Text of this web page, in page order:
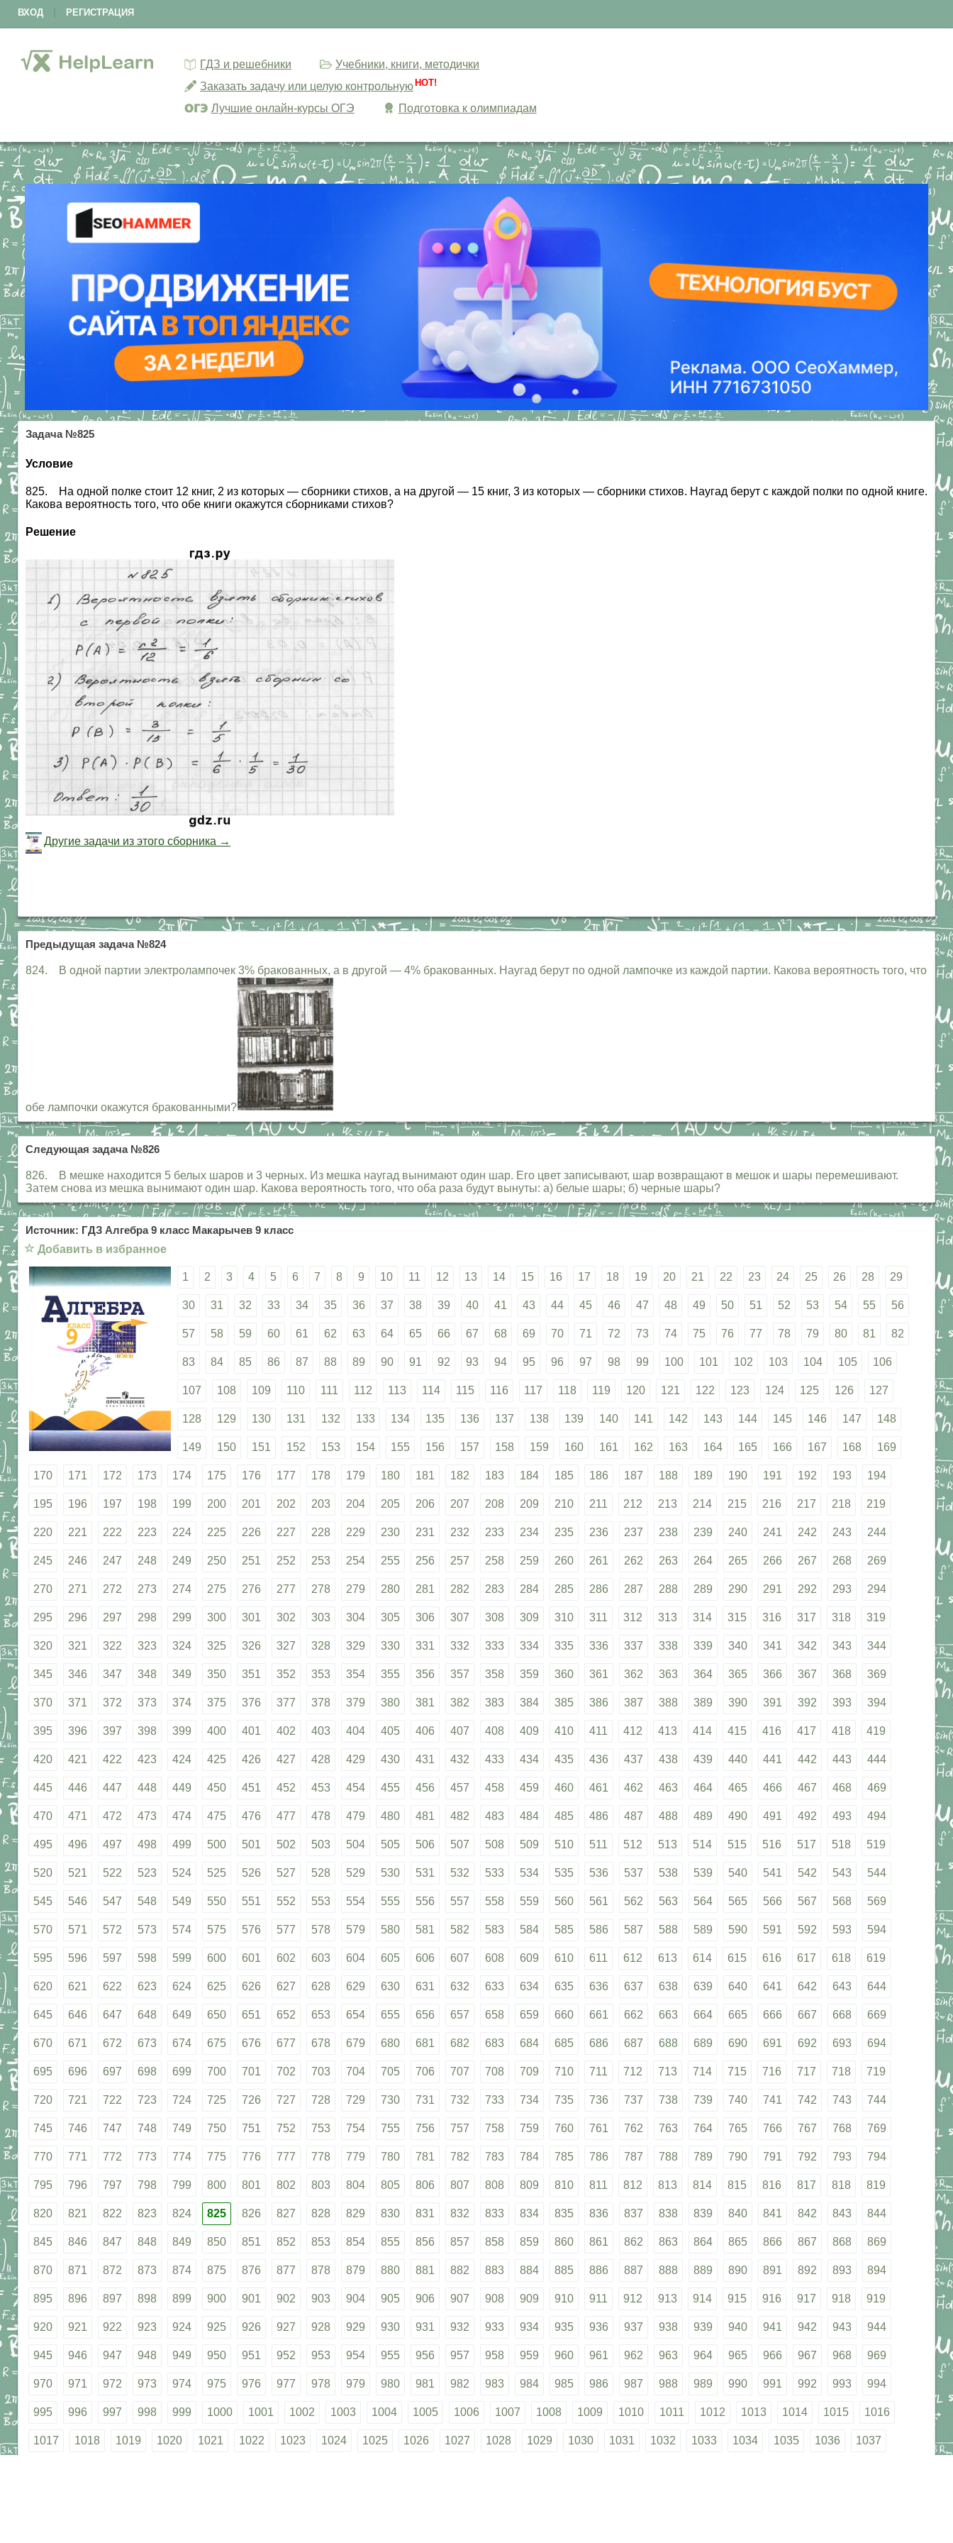
ВХОД РЕГИСТРАЦИЯ
ГДЗ и решебники
Учебники, книги, методички
Заказать задачу или целую контрольную HOT!
Лучшие онлайн-курсы ОГЭ Подготовка к олимпиадам
Задача №825
Условие
825. На одной полке стоит 12 книг, 2 из которых — сборники стихов, а на другой — 15 книг, 3 из которых — сборники стихов. Наугад берут с каждой полки по одной книге.
Какова вероятность того, что обе книги окажутся сборниками стихов?
Решение
Другие задачи из этого сборника →
Предыдущая задача №824
824. В одной партии электролампочек 3% бракованных, а в другой — 4% бракованных. Наугад берут по одной лампочке из каждой партии. Какова вероятность того, что
обе лампочки окажутся бракованными?
Следующая задача №826
826. В мешке находится 5 белых шаров и 3 черных. Из мешка наугад вынимают один шар. Его цвет записывают, шар возвращают в мешок и шары перемешивают.
Затем снова из мешка вынимают один шар. Какова вероятность того, что оба раза будут вынуты: а) белые шары; б) черные шары?
Источник: ГДЗ Алгебра 9 класс Макарычев 9 класс
☆ Добавить в избранное
1 2 3 4 5 6 7 8 9 10 11 12 13 14 15 16 17 18 19 20 21 22 23 24 25 26 28 29
30 31 32 33 34 35 36 37 38 39 40 41 43 44 45 46 47 48 49 50 51 52 53 54 55 56
57 58 59 60 61 62 63 64 65 66 67 68 69 70 71 72 73 74 75 76 77 78 79 80 81 82
83 84 85 86 87 88 89 90 91 92 93 94 95 96 97 98 99 100 101 102 103 104 105 106
107 108 109 110 111 112 113 114 115 116 117 118 119 120 121 122 123 124 125 126 127
128 129 130 131 132 133 134 135 136 137 138 139 140 141 142 143 144 145 146 147 148
149 150 151 152 153 154 155 156 157 158 159 160 161 162 163 164 165 166 167 168 169
170 171 172 173 174 175 176 177 178 179 180 181 182 183 184 185 186 187 188 189 190 191 192 193 194
195 196 197 198 199 200 201 202 203 204 205 206 207 208 209 210 211 212 213 214 215 216 217 218 219
220 221 222 223 224 225 226 227 228 229 230 231 232 233 234 235 236 237 238 239 240 241 242 243 244
245 246 247 248 249 250 251 252 253 254 255 256 257 258 259 260 261 262 263 264 265 266 267 268 269
270 271 272 273 274 275 276 277 278 279 280 281 282 283 284 285 286 287 288 289 290 291 292 293 294
295 296 297 298 299 300 301 302 303 304 305 306 307 308 309 310 311 312 313 314 315 316 317 318 319
320 321 322 323 324 325 326 327 328 329 330 331 332 333 334 335 336 337 338 339 340 341 342 343 344
345 346 347 348 349 350 351 352 353 354 355 356 357 358 359 360 361 362 363 364 365 366 367 368 369
370 371 372 373 374 375 376 377 378 379 380 381 382 383 384 385 386 387 388 389 390 391 392 393 394
395 396 397 398 399 400 401 402 403 404 405 406 407 408 409 410 411 412 413 414 415 416 417 418 419
420 421 422 423 424 425 426 427 428 429 430 431 432 433 434 435 436 437 438 439 440 441 442 443 444
445 446 447 448 449 450 451 452 453 454 455 456 457 458 459 460 461 462 463 464 465 466 467 468 469
470 471 472 473 474 475 476 477 478 479 480 481 482 483 484 485 486 487 488 489 490 491 492 493 494
495 496 497 498 499 500 501 502 503 504 505 506 507 508 509 510 511 512 513 514 515 516 517 518 519
520 521 522 523 524 525 526 527 528 529 530 531 532 533 534 535 536 537 538 539 540 541 542 543 544
545 546 547 548 549 550 551 552 553 554 555 556 557 558 559 560 561 562 563 564 565 566 567 568 569
570 571 572 573 574 575 576 577 578 579 580 581 582 583 584 585 586 587 588 589 590 591 592 593 594
595 596 597 598 599 600 601 602 603 604 605 606 607 608 609 610 611 612 613 614 615 616 617 618 619
620 621 622 623 624 625 626 627 628 629 630 631 632 633 634 635 636 637 638 639 640 641 642 643 644
645 646 647 648 649 650 651 652 653 654 655 656 657 658 659 660 661 662 663 664 665 666 667 668 669
670 671 672 673 674 675 676 677 678 679 680 681 682 683 684 685 686 687 688 689 690 691 692 693 694
695 696 697 698 699 700 701 702 703 704 705 706 707 708 709 710 711 712 713 714 715 716 717 718 719
720 721 722 723 724 725 726 727 728 729 730 731 732 733 734 735 736 737 738 739 740 741 742 743 744
745 746 747 748 749 750 751 752 753 754 755 756 757 758 759 760 761 762 763 764 765 766 767 768 769
770 771 772 773 774 775 776 777 778 779 780 781 782 783 784 785 786 787 788 789 790 791 792 793 794
795 796 797 798 799 800 801 802 803 804 805 806 807 808 809 810 811 812 813 814 815 816 817 818 819
820 821 822 823 824 825 826 827 828 829 830 831 832 833 834 835 836 837 838 839 840 841 842 843 844
845 846 847 848 849 850 851 852 853 854 855 856 857 858 859 860 861 862 863 864 865 866 867 868 869
870 871 872 873 874 875 876 877 878 879 880 881 882 883 884 885 886 887 888 889 890 891 892 893 894
895 896 897 898 899 900 901 902 903 904 905 906 907 908 909 910 911 912 913 914 915 916 917 918 919
920 921 922 923 924 925 926 927 928 929 930 931 932 933 934 935 936 937 938 939 940 941 942 943 944
945 946 947 948 949 950 951 952 953 954 955 956 957 958 959 960 961 962 963 964 965 966 967 968 969
970 971 972 973 974 975 976 977 978 979 980 981 982 983 984 985 986 987 988 989 990 991 992 993 994
995 996 997 998 999 1000 1001 1002 1003 1004 1005 1006 1007 1008 1009 1010 1011 1012 1013 1014 1015 1016
1017 1018 1019 1020 1021 1022 1023 1024 1025 1026 1027 1028 1029 1030 1031 1032 1033 1034 1035 1036 1037